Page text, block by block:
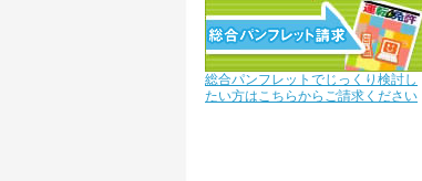
総合パンフレットでじっくり検討し
たい方はこちらからご請求ください